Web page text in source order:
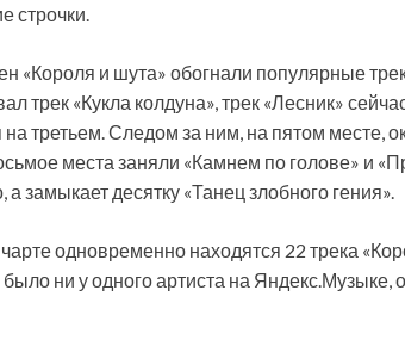
строчки.
«Короля и шута» обогнали популярные
трек «Кукла колдуна», трек «Лесник»
третьем. Следом за ним, на пятом месте,
места заняли «Камнем по голове» и
а замыкает десятку «Танец злобного гения».
одновременно находятся 22 трека
было ни у одного артиста на Яндекс.Музыке,